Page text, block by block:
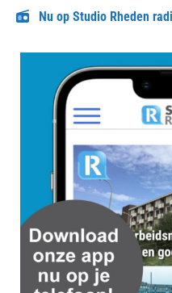
Nu op Studio Rheden